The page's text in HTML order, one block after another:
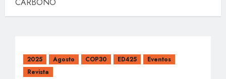
2025 Agosto COP30 ED425
Eventos
Revista